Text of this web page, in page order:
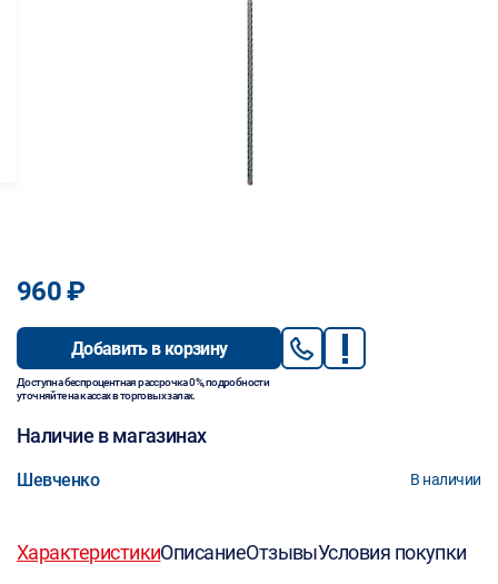
960 ₽
Добавить в корзину
Доступна беспроцентная рассрочка 0%, подробности
уточняйте на кассах в торговых залах.
Наличие в магазинах
Шевченко В наличии
ХарактеристикиОписаниеОтзывыУсловия покупки